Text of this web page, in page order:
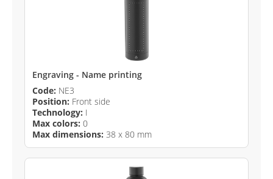
Engraving - Name printing
Code: NE3
Position: Front side
Technology: I
Max colors: 0
Max dimensions: 38 x 80 mm